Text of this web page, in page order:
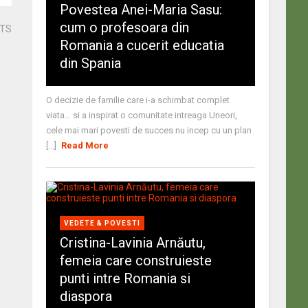
Povestea Anei-Maria Sasu:
cum o profesoara din
Romania a cucerit educatia
din Spania
O decizie de familie care i-a schimbat complet
viata… si a inspirat o comunitate intreaga Uneori,
cele mai mari povesti de succes nu incep cu un plan
[...]
Read More
VEDETE & POVESTI
Cristina-Lavinia Arnăutu,
femeia care construieste
punti intre Romania si
diaspora